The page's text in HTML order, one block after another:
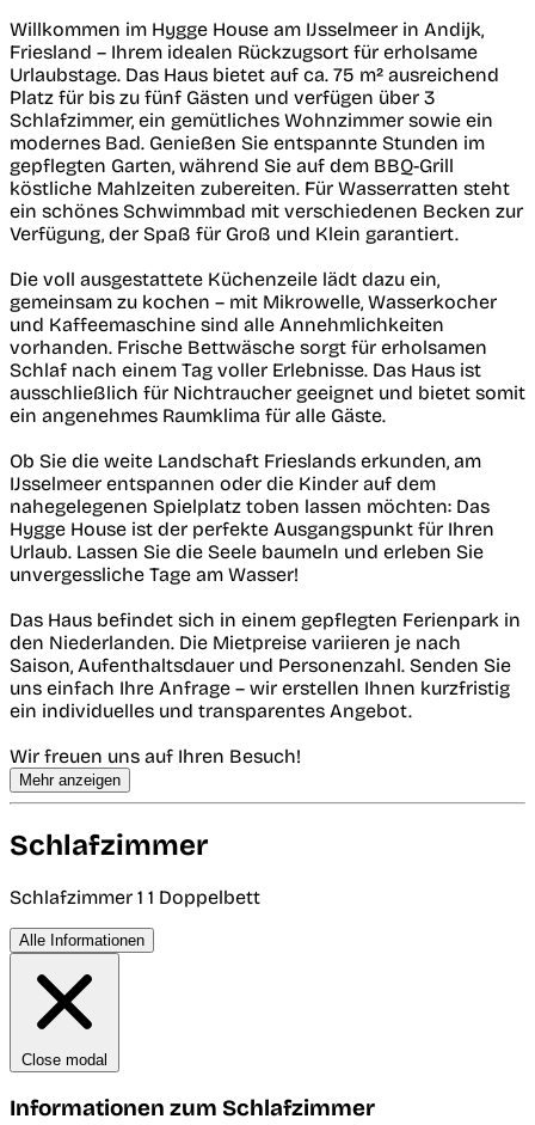
Willkommen im Hygge House am IJsselmeer in Andijk,
Friesland – Ihrem idealen Rückzugsort für erholsame
Urlaubstage. Das Haus bietet auf ca. 75 m² ausreichend
Platz für bis zu fünf Gästen und verfügen über 3
Schlafzimmer, ein gemütliches Wohnzimmer sowie ein
modernes Bad. Genießen Sie entspannte Stunden im
gepflegten Garten, während Sie auf dem BBQ-Grill
köstliche Mahlzeiten zubereiten. Für Wasserratten steht
ein schönes Schwimmbad mit verschiedenen Becken zur
Verfügung, der Spaß für Groß und Klein garantiert.
Die voll ausgestattete Küchenzeile lädt dazu ein,
gemeinsam zu kochen – mit Mikrowelle, Wasserkocher
und Kaffeemaschine sind alle Annehmlichkeiten
vorhanden. Frische Bettwäsche sorgt für erholsamen
Schlaf nach einem Tag voller Erlebnisse. Das Haus ist
ausschließlich für Nichtraucher geeignet und bietet somit
ein angenehmes Raumklima für alle Gäste.
Ob Sie die weite Landschaft Frieslands erkunden, am
IJsselmeer entspannen oder die Kinder auf dem
nahegelegenen Spielplatz toben lassen möchten: Das
Hygge House ist der perfekte Ausgangspunkt für Ihren
Urlaub. Lassen Sie die Seele baumeln und erleben Sie
unvergessliche Tage am Wasser!
Das Haus befindet sich in einem gepflegten Ferienpark in
den Niederlanden. Die Mietpreise variieren je nach
Saison, Aufenthaltsdauer und Personenzahl. Senden Sie
uns einfach Ihre Anfrage – wir erstellen Ihnen kurzfristig
ein individuelles und transparentes Angebot.
Wir freuen uns auf Ihren Besuch!
Mehr anzeigen
Schlafzimmer
Schlafzimmer 1 1 Doppelbett
Alle Informationen
Close modal
Informationen zum Schlafzimmer